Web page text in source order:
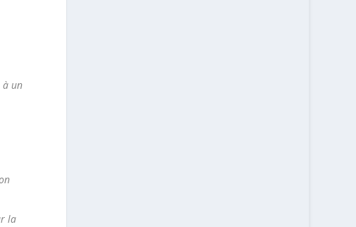
à un
la